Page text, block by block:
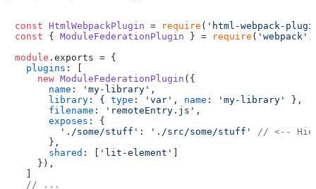
const HtmlWebpackPlugin = require ( 'html-webpack-
const { ModuleFederationPlugin } = require ( 'webpack'
module . exports = {
plugins : [
new ModuleFederationPlugin ({
name : 'my-library' ,
library : { type : 'var' , name : 'my-library'
},
filename : 'remoteEntry.js' ,
exposes : {
'./some/stuff' : './src/some/stuff'
// <--
      },
shared : [ 'lit-element'
    }),
// ...